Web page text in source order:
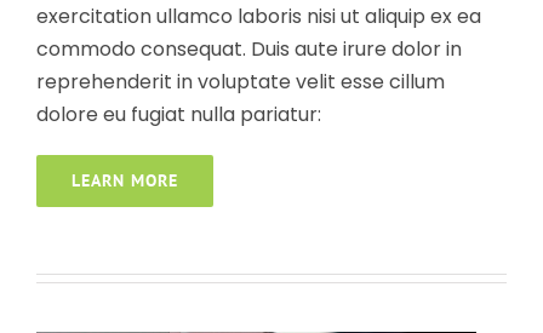
exercitation ullamco laboris nisi ut aliquip ex ea
commodo consequat. Duis aute irure dolor in
reprehenderit in voluptate velit esse cillum
dolore eu fugiat nulla pariatur:
LEARN MORE